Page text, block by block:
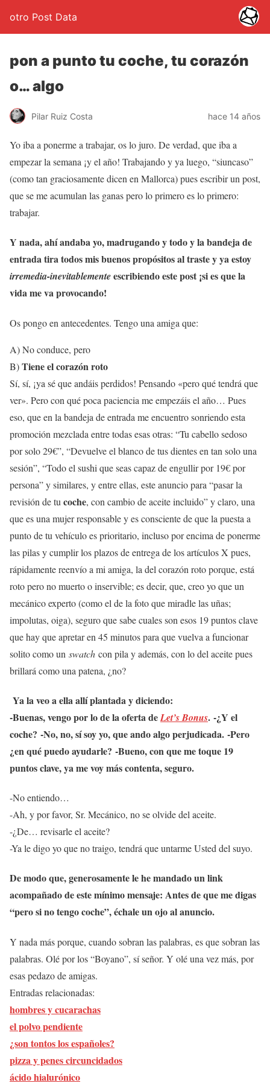
otro Post Data
pon a punto tu coche, tu corazón
o… algo
Pilar Ruiz Costa hace 14 años
Yo iba a ponerme a trabajar, os lo juro. De verdad, que iba a
empezar la semana ¡y el año! Trabajando y ya luego, “siuncaso”
(como tan graciosamente dicen en Mallorca) pues escribir un post,
que se me acumulan las ganas pero lo primero es lo primero:
trabajar.
Y nada, ahí andaba yo, madrugando y todo y la bandeja de
entrada tira todos mis buenos propósitos al traste y ya estoy
irremedia-inevitablementeescribiendo este post ¡si es que la
vida me va provocando!
Os pongo en antecedentes. Tengo una amiga que:
A) No conduce, pero
B)Tiene el corazón roto
Sí, sí, ¡ya sé que andáis perdidos! Pensando «pero qué tendrá que
ver». Pero con qué poca paciencia me empezáis el año… Pues
eso, que en la bandeja de entrada me encuentro sonriendo esta
promoción mezclada entre todas esas otras: “Tu cabello sedoso
por solo 29€”, “Devuelve el blanco de tus dientes en tan solo una
sesión”, “Todo el sushi que seas capaz de engullir por 19€ por
persona” y similares, y entre ellas, este anuncio para “pasar la
revisión de tu coche, con cambio de aceite incluido” y claro, una
que es una mujer responsable y es consciente de que la puesta a
punto de tu vehículo es prioritario, incluso por encima de ponerme
las pilas y cumplir los plazos de entrega de los artículos X pues,
rápidamente reenvío a mi amiga, la del corazón roto porque, está
roto pero no muerto o inservible; es decir, que, creo yo que un
mecánico experto (como el de la foto que miradle las uñas;
impolutas, oiga), seguro que sabe cuales son esos 19 puntos clave
que hay que apretar en 45 minutos para que vuelva a funcionar
solito como un swatch con pila y además, con lo del aceite pues
brillará como una patena, ¿no?
Ya la veo a ella allí plantada y diciendo:
-Buenas, vengo por lo de la oferta deLet’s Bonus. -¿Y el
coche? -No, no, sí soy yo, que ando algo perjudicada. -Pero
¿en qué puedo ayudarle? -Bueno, con que me toque 19
puntos clave, ya me voy más contenta, seguro.
-No entiendo…
-Ah, y por favor, Sr. Mecánico, no se olvide del aceite.
-¿De… revisarle el aceite?
-Ya le digo yo que no traigo, tendrá que untarme Usted del suyo.
De modo que, generosamente le he mandado un link
acompañado de este mínimo mensaje: Antes de que me digas
“pero si no tengo coche”, échale un ojo al anuncio.
Y nada más porque, cuando sobran las palabras, es que sobran las
palabras. Olé por los “Boyano”, sí señor. Y olé una vez más, por
esas pedazo de amigas.
Entradas relacionadas:
hombres y cucarachas
el polvo pendiente
¿son tontos los españoles?
pizza y penes circuncidados
ácido hialurónico